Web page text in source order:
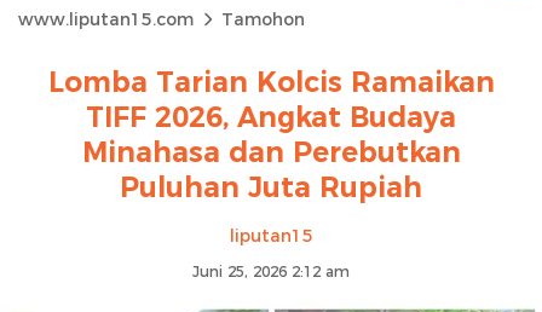
www.liputan15.com Tamohon
Lomba Tarian Kolcis Ramaikan
TIFF 2026, Angkat Budaya
Minahasa dan Perebutkan
Puluhan Juta Rupiah
liputan15
Juni 25, 2026 2:12 am